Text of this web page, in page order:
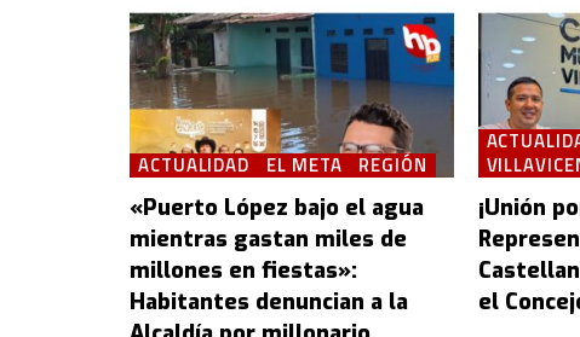
ACTUALIDAD EL META REGIÓN
«Puerto López bajo el agua
mientras gastan miles de
millones en fiestas»:
Habitantes denuncian a la
¡Unión
el